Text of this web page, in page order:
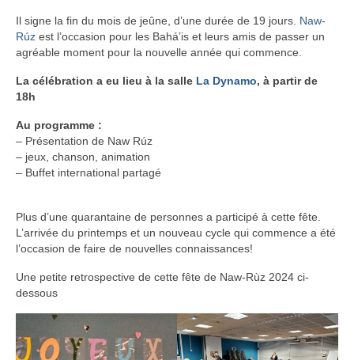
Il signe la fin du mois de jeûne, d’une durée de 19 jours. Naw-
Rúz est l’occasion pour les Bahá’is et leurs amis de passer un
agréable moment pour la nouvelle année qui commence.
La célébration a eu lieu à la salle La Dynamo, à partir de
18h
Au programme :
– Présentation de Naw Rúz
– jeux, chanson, animation
– Buffet international partagé
Plus d’une quarantaine de personnes a participé à cette fête.
L’arrivée du printemps et un nouveau cycle qui commence a été
l’occasion de faire de nouvelles connaissances!
Une petite retrospective de cette fête de Naw-Rùz 2024 ci-
dessous